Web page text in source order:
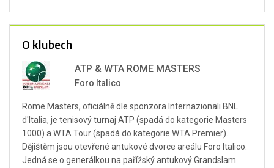
O klubech
ATP & WTA ROME MASTERS
Foro Italico
Rome Masters, oficiálně dle sponzora Internazionali BNL
d'Italia, je tenisový turnaj ATP (spadá do kategorie Masters
1000) a WTA Tour (spadá do kategorie WTA Premier).
Dějištěm jsou otevřené antukové dvorce areálu Foro Italico.
Jedná se o generálkou na pařížský antukový Grandslam